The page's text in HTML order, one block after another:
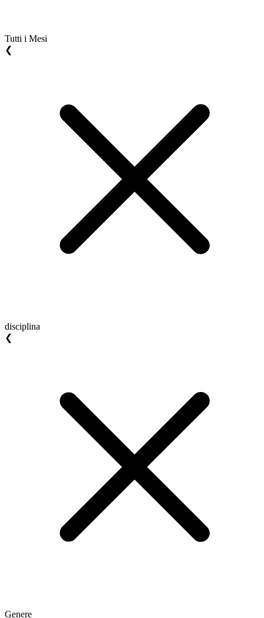
Tutti i Mesi
❮
disciplina
❮
Genere